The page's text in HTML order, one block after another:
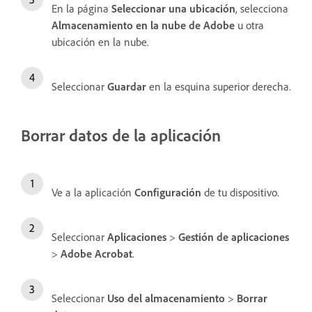
En la página Seleccionar una ubicación, selecciona
Almacenamiento en la nube de Adobe u otra
ubicación en la nube.
Seleccionar Guardar en la esquina superior derecha.
Borrar datos de la aplicación
Ve a la aplicación Configuración de tu dispositivo.
Seleccionar Aplicaciones > Gestión de aplicaciones
> Adobe Acrobat.
Seleccionar Uso del almacenamiento > Borrar